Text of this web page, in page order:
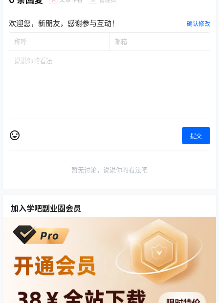
欢迎您，新朋友，感谢参与互动！ 确认修改
提交
暂无讨论，说说你的看法吧
加入学吧副业圈会员